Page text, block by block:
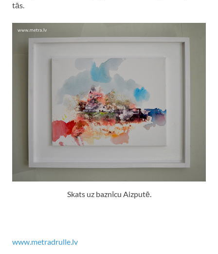
tās.
Skats uz baznīcu Aizputē.
www.metradrulle.lv